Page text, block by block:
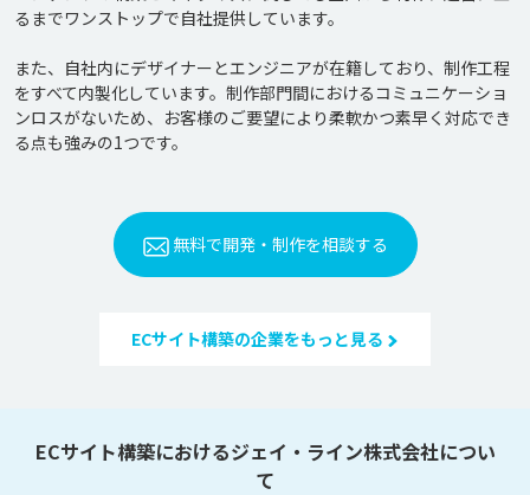
るまでワンストップで自社提供しています。
また、自社内にデザイナーとエンジニアが在籍しており、制作工程
をすべて内製化しています。制作部門間におけるコミュニケーショ
ンロスがないため、お客様のご要望により柔軟かつ素早く対応でき
る点も強みの1つです。
無料で開発・制作を相談する
ECサイト構築の企業をもっと見る
ECサイト構築におけるジェイ・ライン株式会社につい
て